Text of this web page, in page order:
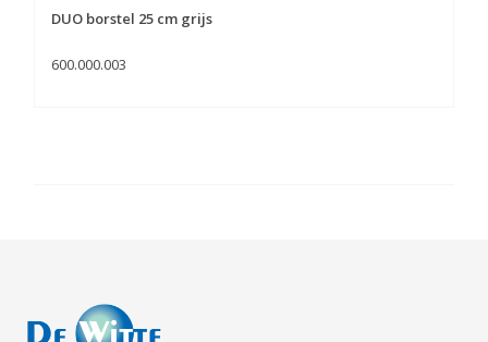
DUO borstel 25 cm grijs
600.000.003